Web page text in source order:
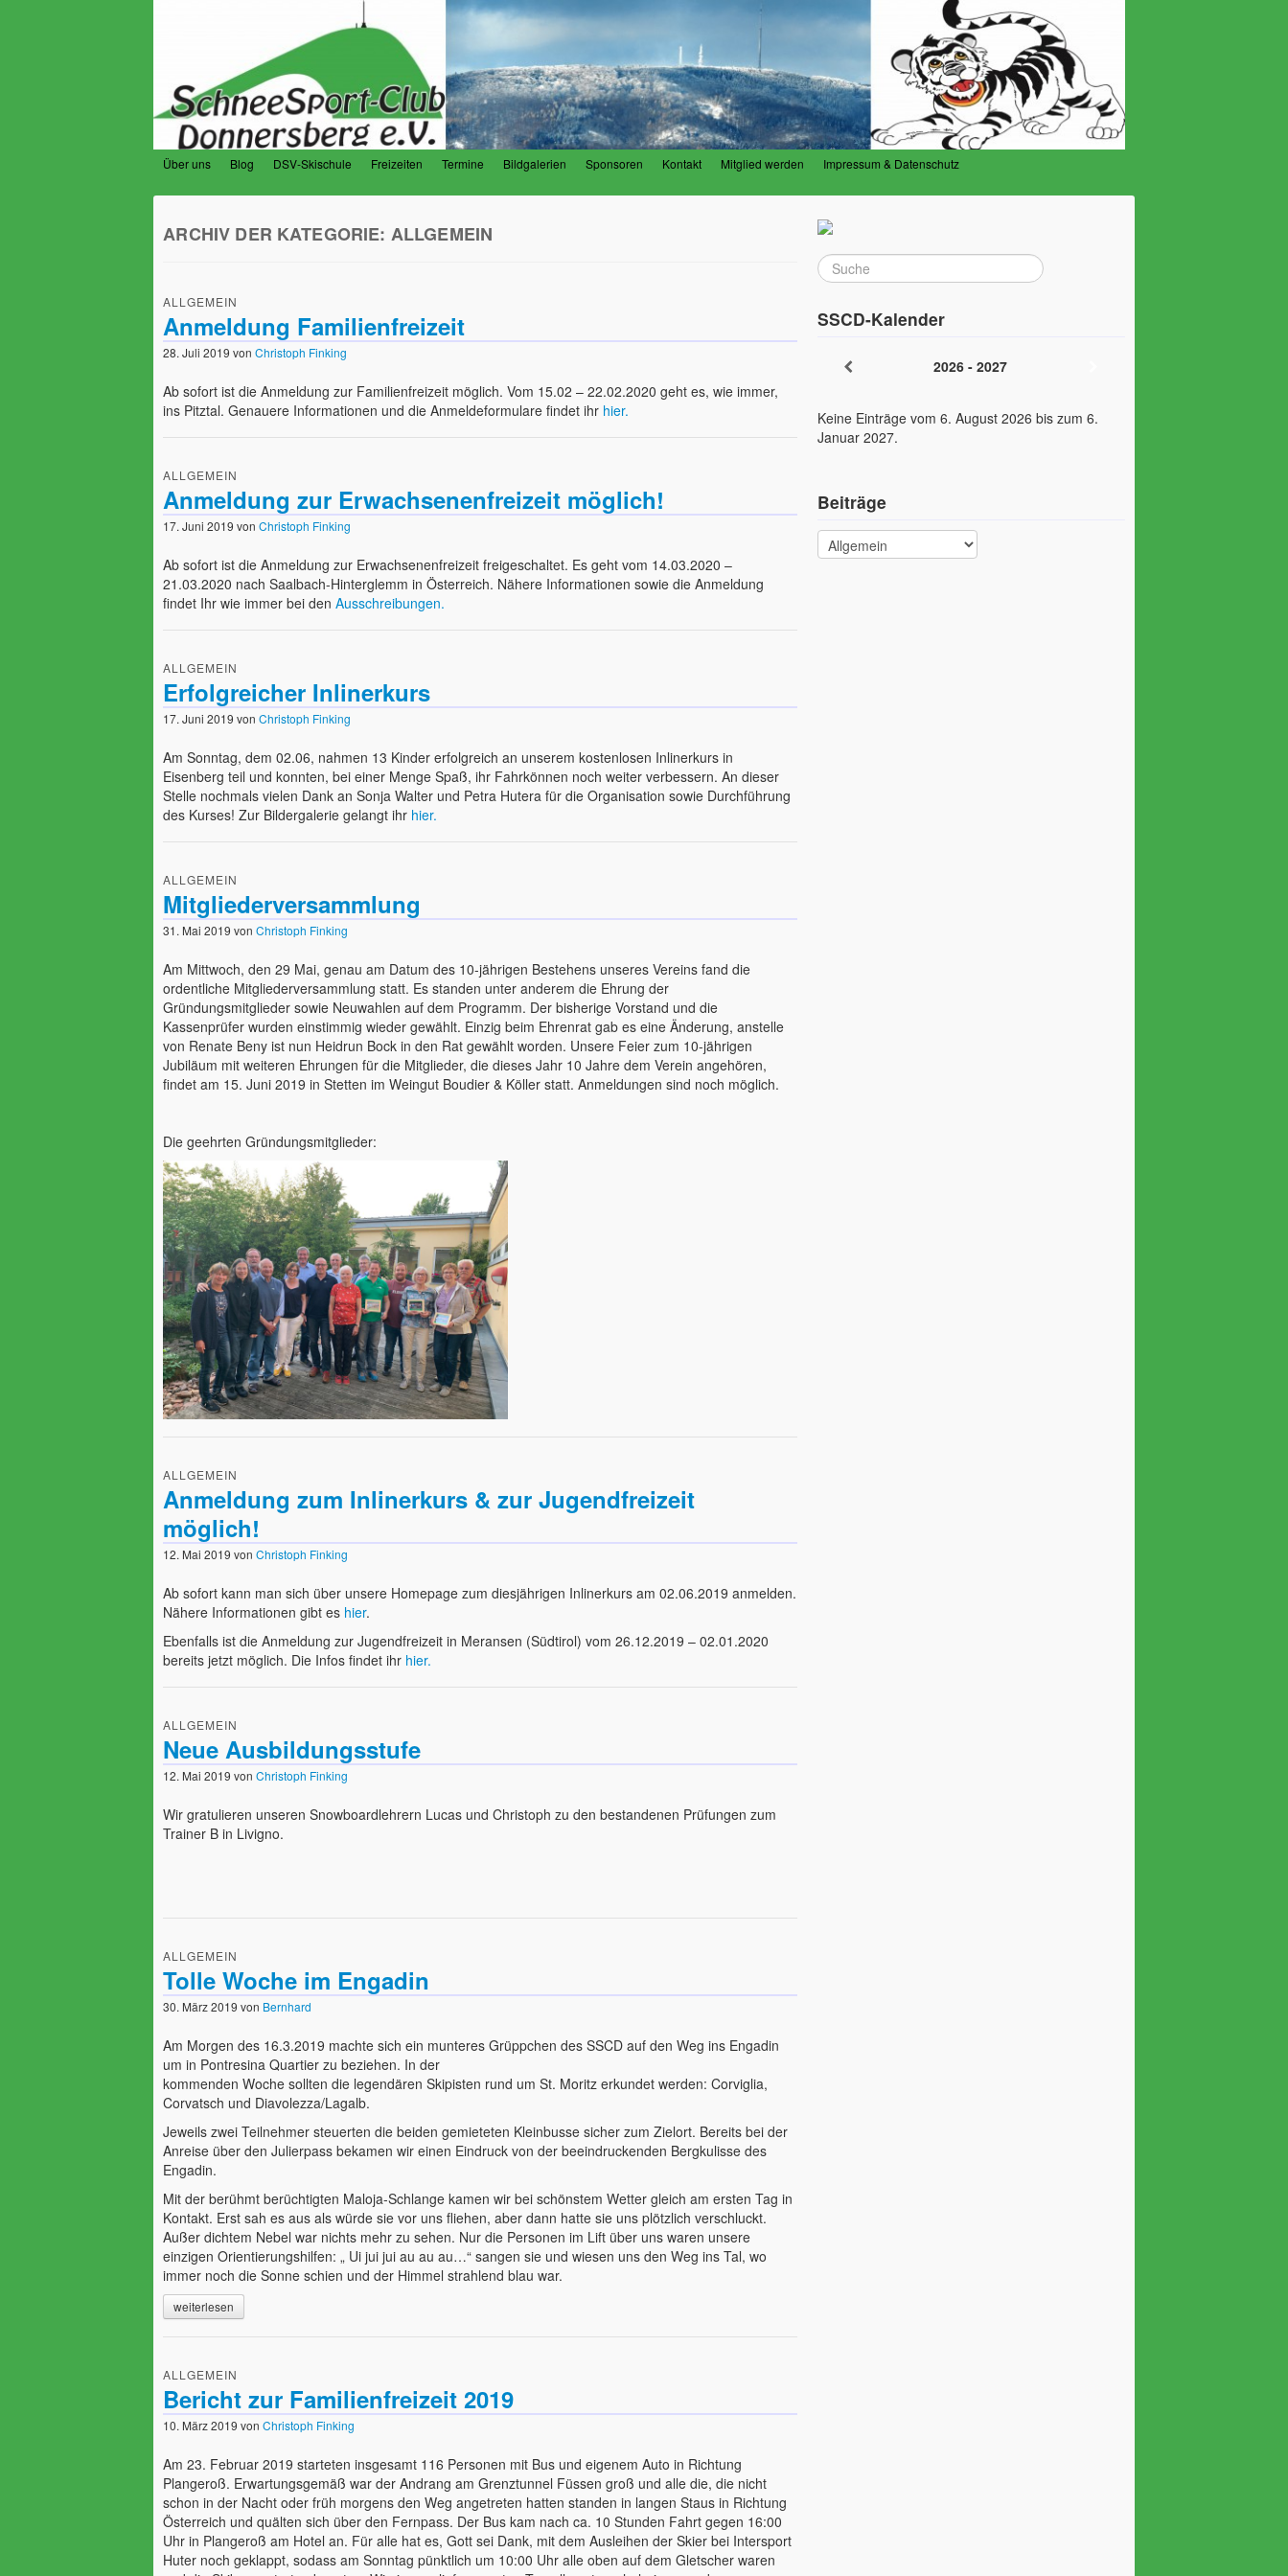
Über uns Blog DSV-Skischule Freizeiten Termine Bildgalerien Sponsoren Kontakt Mitglied werden Impressum & Datenschutz
ARCHIV DER KATEGORIE: ALLGEMEIN
ALLGEMEIN
Anmeldung Familienfreizeit
28. Juli 2019 vonChristoph Finking
Ab sofort ist die Anmeldung zur Familienfreizeit möglich. Vom 15.02 – 22.02.2020 geht es, wie immer,
ins Pitztal. Genauere Informationen und die Anmeldeformulare findet ihr hier.
ALLGEMEIN
Anmeldung zur Erwachsenenfreizeit möglich!
17. Juni 2019 vonChristoph Finking
Ab sofort ist die Anmeldung zur Erwachsenenfreizeit freigeschaltet. Es geht vom 14.03.2020 –
21.03.2020 nach Saalbach-Hinterglemm in Österreich. Nähere Informationen sowie die Anmeldung
findet Ihr wie immer bei denAusschreibungen.
ALLGEMEIN
Erfolgreicher Inlinerkurs
17. Juni 2019 vonChristoph Finking
Am Sonntag, dem 02.06, nahmen 13 Kinder erfolgreich an unserem kostenlosen Inlinerkurs in
Eisenberg teil und konnten, bei einer Menge Spaß, ihr Fahrkönnen noch weiter verbessern. An dieser
Stelle nochmals vielen Dank an Sonja Walter und Petra Hutera für die Organisation sowie Durchführung
des Kurses! Zur Bildergalerie gelangt ihr hier.
ALLGEMEIN
Mitgliederversammlung
31. Mai 2019 vonChristoph Finking
Am Mittwoch, den 29 Mai, genau am Datum des 10-jährigen Bestehens unseres Vereins fand die
ordentliche Mitgliederversammlung statt. Es standen unter anderem die Ehrung der
Gründungsmitglieder sowie Neuwahlen auf dem Programm. Der bisherige Vorstand und die
Kassenprüfer wurden einstimmig wieder gewählt. Einzig beim Ehrenrat gab es eine Änderung, anstelle
von Renate Beny ist nun Heidrun Bock in den Rat gewählt worden. Unsere Feier zum 10-jährigen
Jubiläum mit weiteren Ehrungen für die Mitglieder, die dieses Jahr 10 Jahre dem Verein angehören,
findet am 15. Juni 2019 in Stetten im Weingut Boudier & Köller statt. Anmeldungen sind noch möglich.
Die geehrten Gründungsmitglieder:
ALLGEMEIN
Anmeldung zum Inlinerkurs & zur Jugendfreizeit
möglich!
12. Mai 2019 vonChristoph Finking
Ab sofort kann man sich über unsere Homepage zum diesjährigen Inlinerkurs am 02.06.2019 anmelden.
Nähere Informationen gibt es hier.
Ebenfalls ist die Anmeldung zur Jugendfreizeit in Meransen (Südtirol) vom 26.12.2019 – 02.01.2020
bereits jetzt möglich. Die Infos findet ihr hier.
ALLGEMEIN
Neue Ausbildungsstufe
12. Mai 2019 vonChristoph Finking
Wir gratulieren unseren Snowboardlehrern Lucas und Christoph zu den bestandenen Prüfungen zum
Trainer B in Livigno.
ALLGEMEIN
Tolle Woche im Engadin
30. März 2019 von Bernhard
Am Morgen des 16.3.2019 machte sich ein munteres Grüppchen des SSCDauf den Weg ins Engadin
um in Pontresina Quartier zu beziehen. In der
kommenden Woche sollten die legendären Skipisten rund um St. Moritz erkundet werden: Corviglia,
Corvatsch und Diavolezza/Lagalb.
Jeweils zwei Teilnehmer steuerten die beiden gemieteten Kleinbusse sicher zum Zielort. Bereits bei der
Anreise über den Julierpass bekamen wir einen Eindruck von der beeindruckenden Bergkulisse des
Engadin.
Mit der berühmt berüchtigten Maloja-Schlange kamen wir bei schönstem Wetter gleich am ersten Tag in
Kontakt. Erst sah es aus als würde sie vor uns fliehen, aber dann hatte sie uns plötzlich verschluckt.
Außer dichtem Nebel war nichts mehr zu sehen. Nur die Personen im Lift über uns waren unsere
einzigen Orientierungshilfen: „ Ui jui jui au au au…“ sangen sie und wiesen uns den Weg ins Tal, wo
immer noch die Sonne schien und der Himmel strahlend blau war.
weiterlesen
ALLGEMEIN
Bericht zur Familienfreizeit 2019
10. März 2019 vonChristoph Finking
Am 23. Februar 2019 starteten insgesamt 116 Personen mit Bus und eigenem Auto in Richtung
Plangeroß. Erwartungsgemäß war der Andrang am Grenztunnel Füssen groß und alle die, die nicht
schon in der Nacht oder früh morgens den Weg angetreten hatten standen in langen Staus in Richtung
Österreich und quälten sich über den Fernpass. Der Bus kam nach ca. 10 Stunden Fahrt gegen 16:00
Uhr in Plangeroß am Hotel an. Für alle hat es, Gott sei Dank, mit dem Ausleihen der Skier bei Intersport
Huter noch geklappt, sodass am Sonntag pünktlich um 10:00 Uhr alle oben auf dem Gletscher waren
SSCD-Kalender
2026 - 2027
Keine Einträge vom 6. August 2026 bis zum 6.
Januar 2027.
Beiträge